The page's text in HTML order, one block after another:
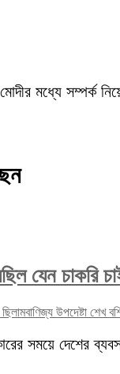
মধ্যে সম্পর্ক
যেন চাকরি
ছিলামবাণিজ্য উপদেষ্টা শেখ
সময়ে দেশের